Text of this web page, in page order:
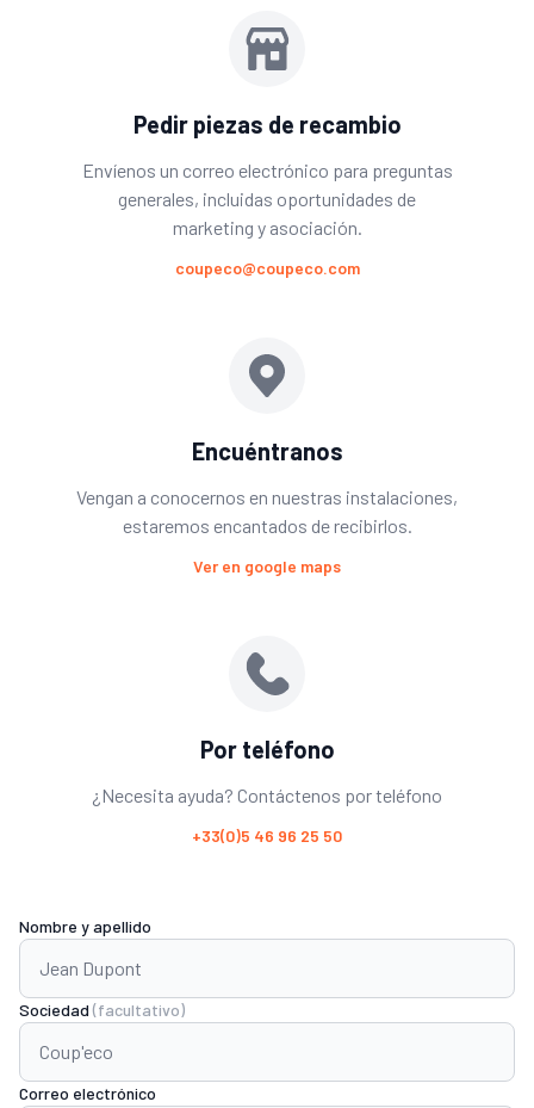
Pedir piezas de recambio
Envíenos un correo electrónico para preguntas
generales, incluidas oportunidades de
marketing y asociación.
coupeco@coupeco.com
Encuéntranos
Vengan a conocernos en nuestras instalaciones,
estaremos encantados de recibirlos.
Ver en google maps
Por teléfono
¿Necesita ayuda? Contáctenos por teléfono
+33(0)5 46 96 25 50
Nombre y apellido
Sociedad(facultativo)
Correo electrónico